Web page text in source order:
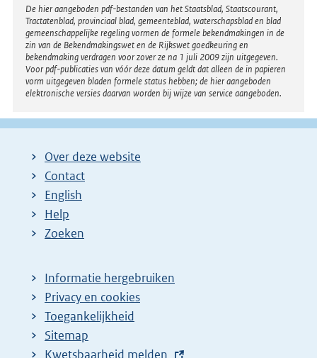
Disclaimer
De hier aangeboden pdf-bestanden van het Staatsblad, Staatscourant,
Tractatenblad, provinciaal blad, gemeenteblad, waterschapsblad en blad
gemeenschappelijke regeling vormen de formele bekendmakingen in de
zin van de Bekendmakingswet en de Rijkswet goedkeuring en
bekendmaking verdragen voor zover ze na 1 juli 2009 zijn uitgegeven.
Voor pdf-publicaties van vóór deze datum geldt dat alleen de in papieren
vorm uitgegeven bladen formele status hebben; de hier aangeboden
elektronische versies daarvan worden bij wijze van service aangeboden.
Over deze website
Contact
English
Help
Zoeken
Informatie hergebruiken
Privacy en cookies
Toegankelijkheid
Sitemap
E
Kwetsbaarheid melden